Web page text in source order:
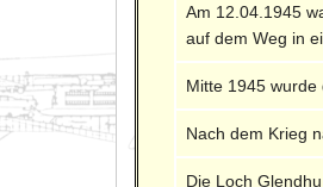
Am 12.04.1945
auf dem Weg in
Mitte 1945 wurde
Nach dem Krieg
Die Loch